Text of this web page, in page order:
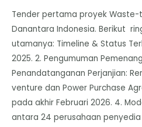
Tender pertama proyek
Danantara Indonesia. Berikut
utamanya: Timeline & Status
2025. 2. Pengumuman
Penandatanganan Perjanjian:
venture dan Power Purchase
pada akhir Februari 2026. 4.
antara 24 perusahaan